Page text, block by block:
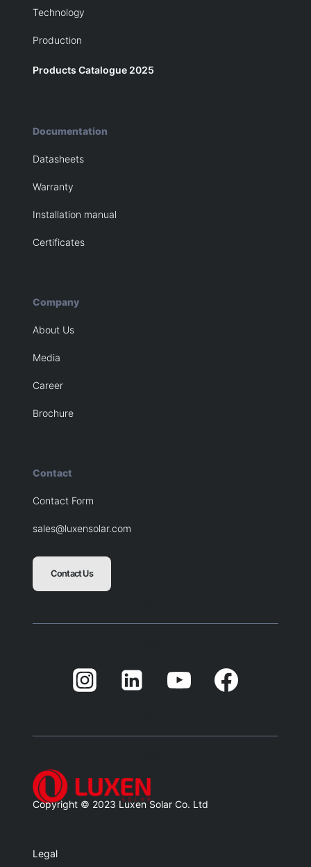
Technology
Production
Products Catalogue 2025
Documentation
Datasheets
Warranty
Installation manual
Certificates
Company
About Us
Media
Career
Brochure
Contact
Contact Form
sales@luxensolar.com
Contact Us
Copyright © 2023 Luxen Solar Co. Ltd
Legal